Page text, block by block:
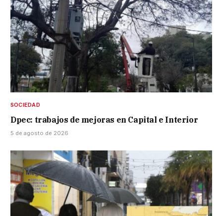
SOCIEDAD
Dpec: trabajos de mejoras en Capital e Interior
5 de agosto de 2026